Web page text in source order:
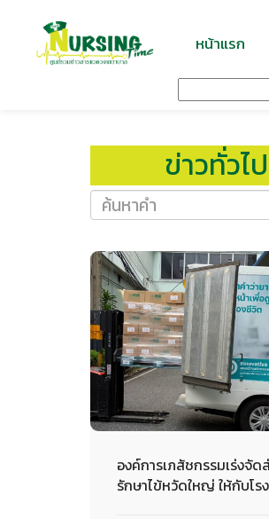
หน้าแรก
ข่าวทั่วไป
องค์การเภสัชกรรมเร่งจัด
รักษาไข้หวัดใหญ่ ให้กับโร